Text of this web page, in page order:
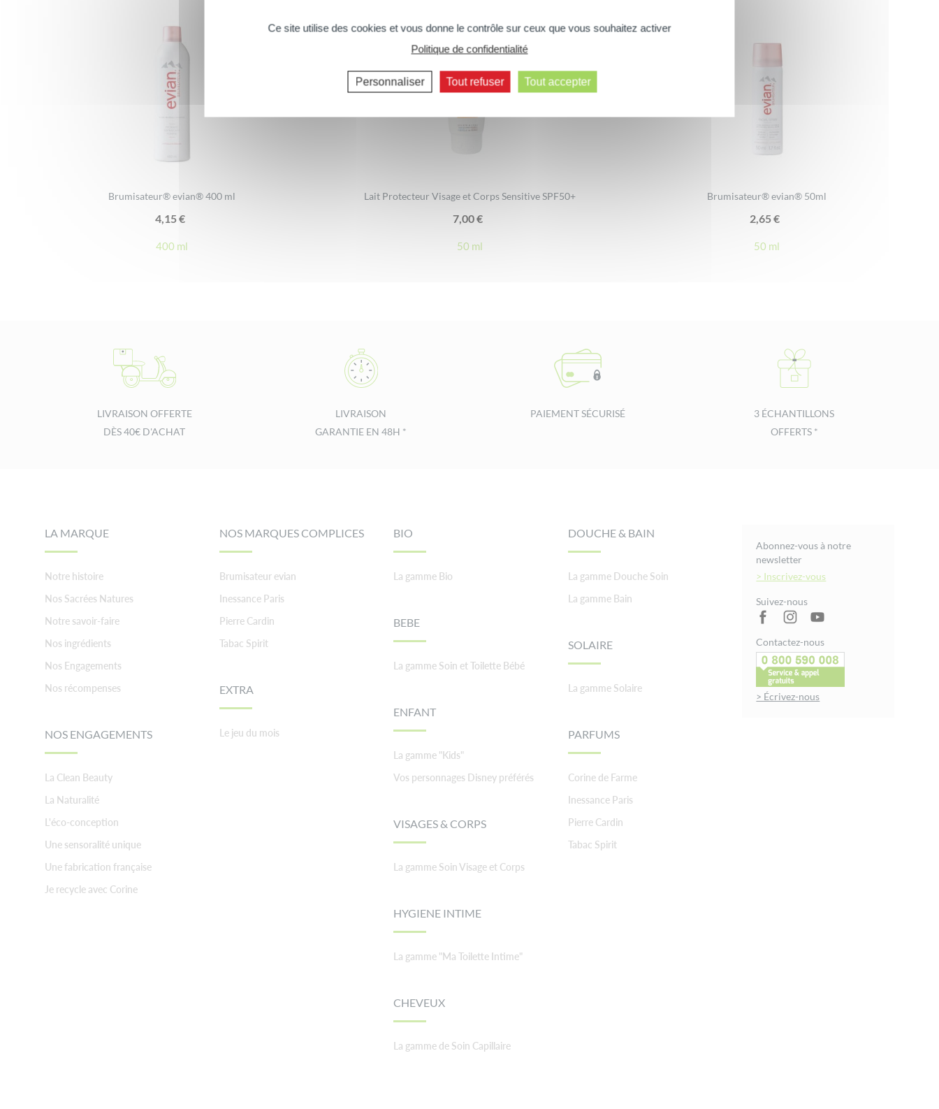
Commentaires suivants >>
Brumisateur® evian® 400 ml
4,15€
400 ml
Lait Protecteur Visage et Corps Sensitive SPF50+
7,00€
50 ml
Brumisateur® evian® 50ml
2,65€
50 ml
LIVRAISON OFFERTE
DÈS 40€ D'ACHAT
LIVRAISON
GARANTIE EN 48H *
PAIEMENT SÉCURISÉ
3 ÉCHANTILLONS
OFFERTS *
LA MARQUE
Notre histoire
Nos Sacrées Natures
Notre savoir-faire
Nos ingrédients
Nos Engagements
Nos récompenses
NOS ENGAGEMENTS
La Clean Beauty
La Naturalité
L'éco-conception
Une sensoralité unique
Une fabrication française
Je recycle avec Corine
NOS MARQUES COMPLICES
Brumisateur evian
Inessance Paris
Pierre Cardin
Tabac Spirit
EXTRA
Le jeu du mois
BIO
La gamme Bio
BEBE
La gamme Soin et Toilette Bébé
ENFANT
La gamme "Kids"
Vos personnages Disney préférés
VISAGES & CORPS
La gamme Soin Visage et Corps
HYGIENE INTIME
La gamme "Ma Toilette Intime"
CHEVEUX
La gamme de Soin Capillaire
DOUCHE & BAIN
La gamme Douche Soin
La gamme Bain
SOLAIRE
La gamme Solaire
PARFUMS
Corine de Farme
Inessance Paris
Pierre Cardin
Tabac Spirit
Abonnez-vous à notre
newsletter
> Inscrivez-vous
Suivez-nous
Contactez-nous
> Écrivez-nous
Ce site utilise des cookies et vous donne le contrôle sur ceux que vous souhaitez activer
Politique de confidentialité
Personnaliser Tout refuser Tout accepter